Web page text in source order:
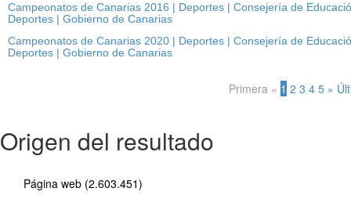
Campeonatos de Canarias 2016 | Deportes | Consejería de
Deportes | Gobierno de Canarias
Campeonatos de Canarias 2020 | Deportes | Consejería de
Deportes | Gobierno de Canarias
Primera « 1 2 3 4 5 »
Origen del resultado
Página web (2.603.451)